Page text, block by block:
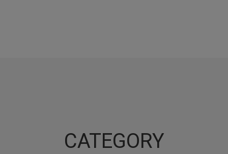
CATEGORY